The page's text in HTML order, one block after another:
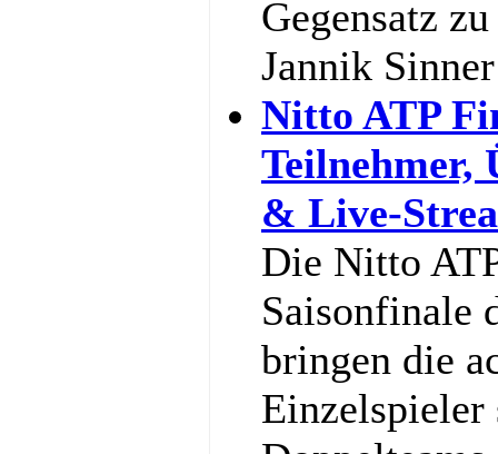
Gegensatz
Jannik
Nitto ATP
Teilnehmer,
& Live-
Die Nitto
Saisonfinale
bringen die
Einzelspieler